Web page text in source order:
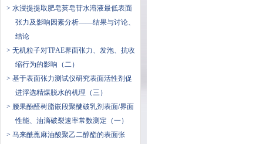
> 水浸提提取肥皂荚皂苷水溶液最低表面
张力及影响因素分析——结果与讨论、
结论
> 无机粒子对TPAE界面张力、发泡、抗收
缩行为的影响（二）
> 基于表面张力测试仪研究表面活性剂促
进浮选精煤脱水的机理（三）
> 腰果酚醛树脂嵌段聚醚破乳剂表面/界面
性能、油滴破裂速率常数测定（一）
> 马来酰蓖麻油酸聚乙二醇酯的表面张